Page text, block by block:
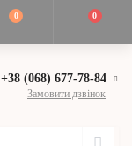
0 0
+38 (068) 677-78-84
Замовити дзвінок